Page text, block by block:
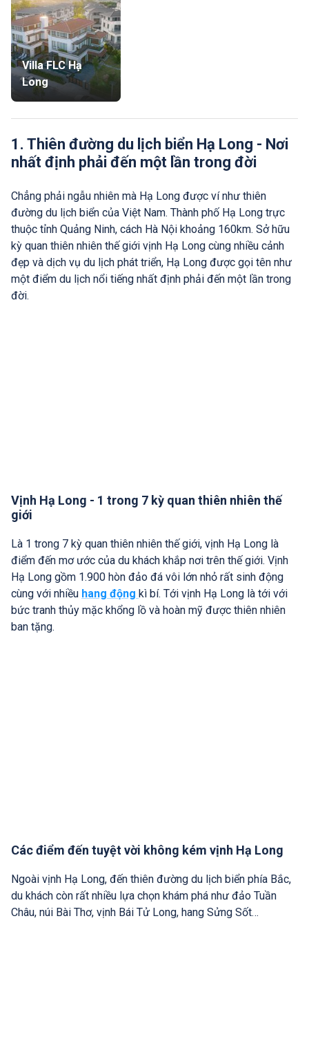
Villa FLC Hạ
Long
1. Thiên đường du lịch biển Hạ Long - Nơi
nhất định phải đến một lần trong đời
Chẳng phải ngẫu nhiên mà Hạ Long được ví như thiên
đường du lịch biển của Việt Nam. Thành phố Hạ Long trực
thuộc tỉnh Quảng Ninh, cách Hà Nội khoảng 160km. Sở hữu
kỳ quan thiên nhiên thế giới vịnh Hạ Long cùng nhiều cảnh
đẹp và dịch vụ du lịch phát triển, Hạ Long được gọi tên như
một điểm du lịch nổi tiếng nhất định phải đến một lần trong
đời.
Vịnh Hạ Long - 1 trong 7 kỳ quan thiên nhiên thế
giới
Là 1 trong 7 kỳ quan thiên nhiên thế giới, vịnh Hạ Long là
điểm đến mơ ước của du khách khắp nơi trên thế giới. Vịnh
Hạ Long gồm 1.900 hòn đảo đá vôi lớn nhỏ rất sinh động
cùng với nhiều hang động kì bí. Tới vịnh Hạ Long là tới với
bức tranh thủy mặc khổng lồ và hoàn mỹ được thiên nhiên
ban tặng.
Các điểm đến tuyệt vời không kém vịnh Hạ Long
Ngoài vịnh Hạ Long, đến thiên đường du lịch biển phía Bắc,
du khách còn rất nhiều lựa chọn khám phá như đảo Tuần
Châu, núi Bài Thơ, vịnh Bái Tử Long, hang Sửng Sốt…